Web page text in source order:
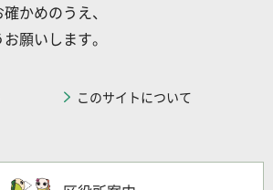
かめのうえ、
願いします。
このサイトについて